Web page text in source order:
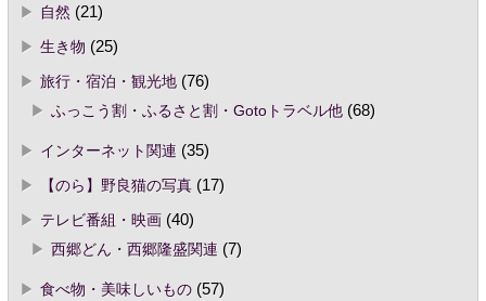
自然 (21)
生き物 (25)
旅行・宿泊・観光地(76)
ふっこう割・ふるさと割・Gotoトラベル他(68)
インターネット関連 (35)
【のら】野良猫の写真(17)
テレビ番組・映画(40)
西郷どん・西郷隆盛関連 (7)
食べ物・美味しいもの(57)